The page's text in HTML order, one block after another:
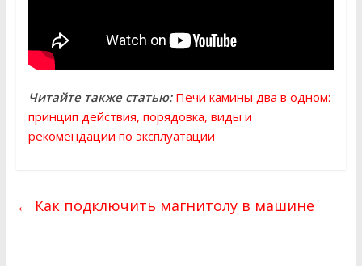
Читайте также статью: Печи камины два в одном:
принцип действия, порядовка, виды и
рекомендации по эксплуатации
← Как подключить магнитолу в машине